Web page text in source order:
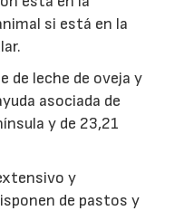
si está en la
de leche de oveja y
asociada de
y de 23,21
y
de pastos y